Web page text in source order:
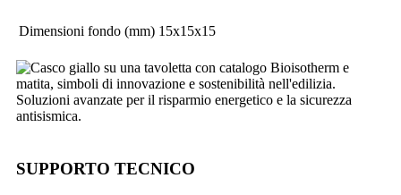
Dimensioni fondo (mm) 15x15x15
SUPPORTO TECNICO